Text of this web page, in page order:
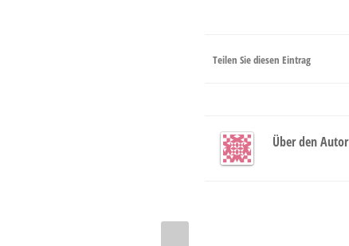
Teilen Sie diesen Eintrag
Über den Autor